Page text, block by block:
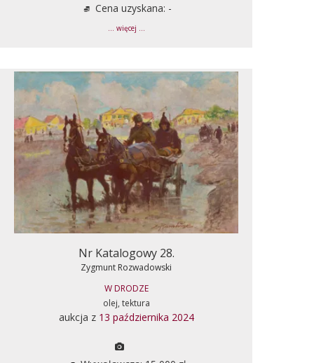
Cena uzyskana: -
... więcej ...
Nr Katalogowy 28.
Zygmunt Rozwadowski
W DRODZE
olej, tektura
aukcja z 13 października 2024